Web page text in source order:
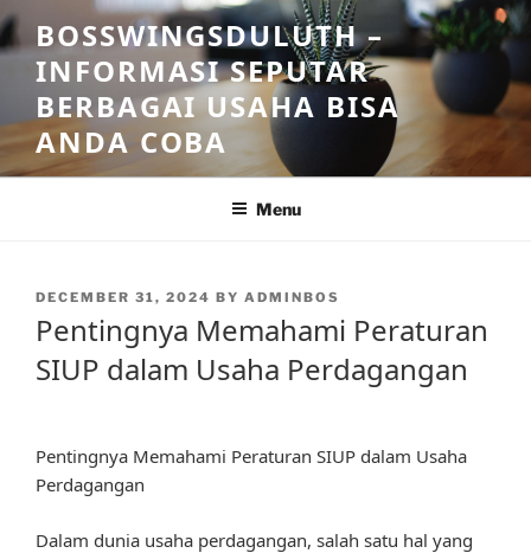
Skip
to
content
BOSSWINGSDULUTH –
INFORMASI SEPUTAR
BERBAGAI USAHA BISA
ANDA COBA
Menu
POSTED
DECEMBER 31, 2024 BY ADMINBOS
Pentingnya Memahami Peraturan
SIUP dalam Usaha Perdagangan
Pentingnya Memahami Peraturan SIUP dalam Usaha
Perdagangan
Dalam dunia usaha perdagangan, salah satu hal yang